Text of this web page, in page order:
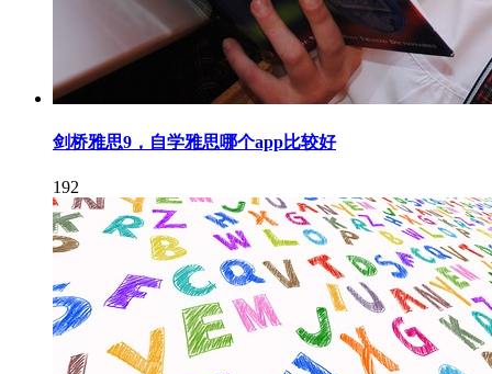
剑桥雅思9，自学雅思哪个app比较好
192